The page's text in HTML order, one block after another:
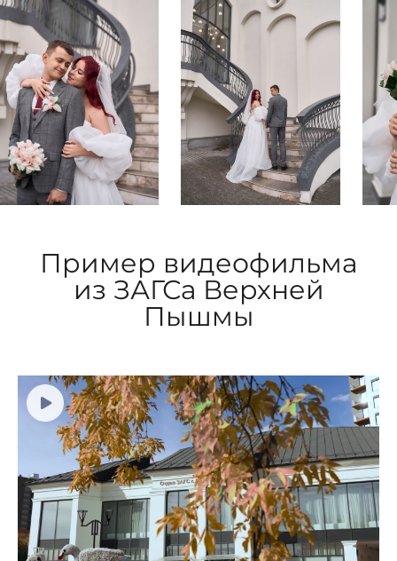
Пример видеофильма
из ЗАГСа Верхней
Пышмы